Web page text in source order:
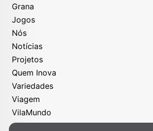
Grana
Jogos
Nós
Notícias
Projetos
Quem Inova
Variedades
Viagem
VilaMundo